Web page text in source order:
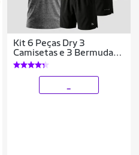
Kit 6 Peças Dry 3
Camisetas e 3 Bermudas
Alpha